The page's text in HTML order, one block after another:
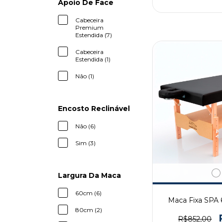
Apoio De Face
Cabeceira
Premium
Estendida (7)
Cabeceira
Estendida (1)
Não (1)
Encosto Reclinável
Não (6)
Sim (3)
Largura Da Maca
60cm (6)
80cm (2)
Maca Fixa
R$852,00